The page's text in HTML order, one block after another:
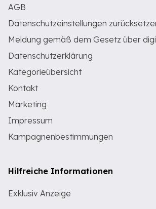
AGB
Datenschutzeinstellungen
Meldung gemäß dem Gesetz über
Datenschutzerklärung
Kategorieübersicht
Kontakt
Marketing
Impressum
Kampagnenbestimmungen
Hilfreiche Informationen
Exklusiv Anzeige